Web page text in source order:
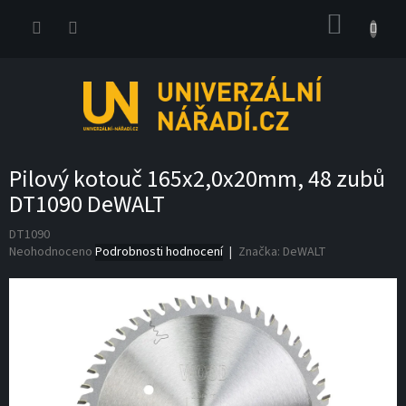
Pilový kotouč 165x2,0x20mm, 48 zubů
DT1090 DeWALT
DT1090
Průměrné
Neohodnoceno Podrobnosti hodnocení Značka: DeWALT